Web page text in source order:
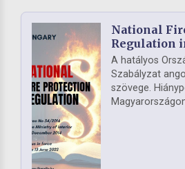
National
Regulation
A hatályos
Szabályzat
szövege.